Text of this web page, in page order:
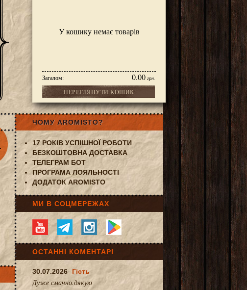
У кошику немає товарів
Загалом: 0.00 грн.
ПЕРЕГЛЯНУТИ КОШИК
ЧОМУ AROMISTO?
17 РОКІВ УСПІШНОЇ РОБОТИ
БЕЗКОШТОВНА ДОСТАВКА
ТЕЛЕГРАМ БОТ
ПРОГРАМА ЛОЯЛЬНОСТІ
ДОДАТОК AROMISTO
МИ В СОЦМЕРЕЖАХ
ОСТАННІ КОМЕНТАРІ
30.07.2026 Гість
Дуже смачно.дякую